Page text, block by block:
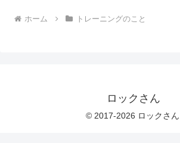
ホーム トレーニングのこと
ロックさん
© 2017-2026 ロックさ